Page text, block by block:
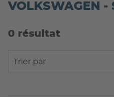
VOLKSWAGEN -
0 résultat
Trier par